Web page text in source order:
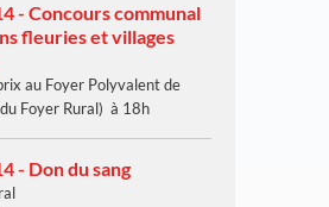
- Concours communal
fleuries et villages
au Foyer Polyvalent de
Foyer Rural) à 18h
- Don du sang